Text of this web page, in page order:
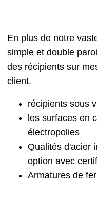
En plus de notre
simple et double
des récipients sur
client.
récipients sous
les surfaces en
électropolies
Qualités d'acier
option avec
Armatures de